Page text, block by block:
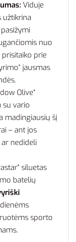
Viduje
užtikrina
nuo
prie
jausmas
Olive“
su vario
madingiausių šį
– ant jos
nedideli
siluetas
batelių
sporto